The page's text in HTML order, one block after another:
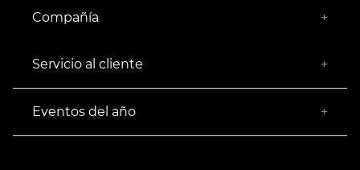
Compañía +
Empresa Socialmente Responsable
Servicio al cliente +
Facturación
Devoluciones
Eventos del año +
Buen Fin